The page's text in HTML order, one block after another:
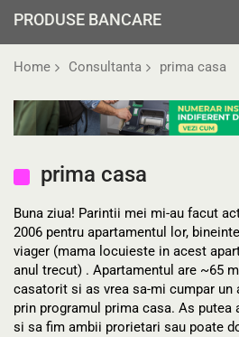
PRODUSE BANCARE
Home Consultanta prima casa
prima casa
Buna ziua! Parintii mei mi-au facut
2006 pentru apartamentul lor,
viager (mama locuieste in acest
anul trecut) . Apartamentul are ~65
casatorit si as vrea sa-mi cumpar
prin programul prima casa. As
si sa fim ambii prorietari sau poate